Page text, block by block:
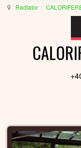
Radiator